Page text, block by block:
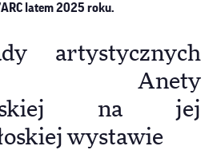
latem 2025 roku.
artystycznych
Anety
na jej
wystawie